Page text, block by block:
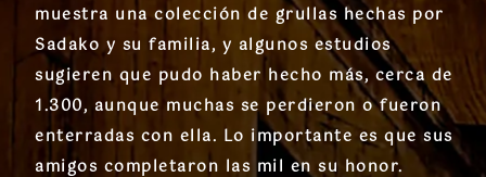
muestra una colección de grullas hechas por
Sadako y su familia, y algunos estudios
sugieren que pudo haber hecho más, cerca de
1.300, aunque muchas se perdieron o fueron
enterradas con ella. Lo importante es que sus
amigos completaron las mil en su honor.